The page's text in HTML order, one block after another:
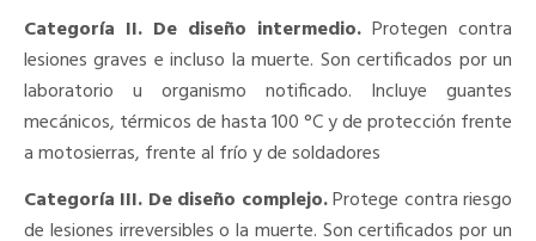
Categoría II. De diseño intermedio. Protegen contra
lesiones graves e incluso la muerte. Son certificados por un
laboratorio u organismo notificado. Incluye guantes
mecánicos, térmicos de hasta 100 °C y de protección frente
a motosierras, frente al frío y de soldadores
Categoría III. De diseño complejo.Protege contra riesgo
de lesiones irreversibles o la muerte. Son certificados por un